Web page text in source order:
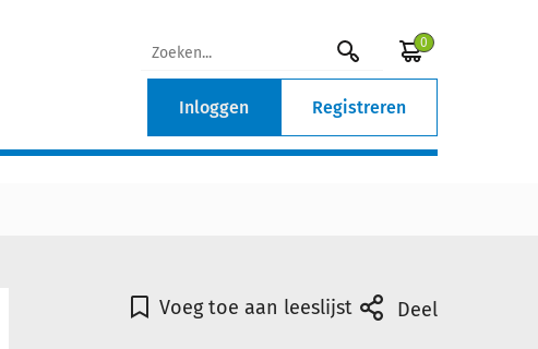
0
Inloggen Registreren
Voeg toe aan leeslijst Deel